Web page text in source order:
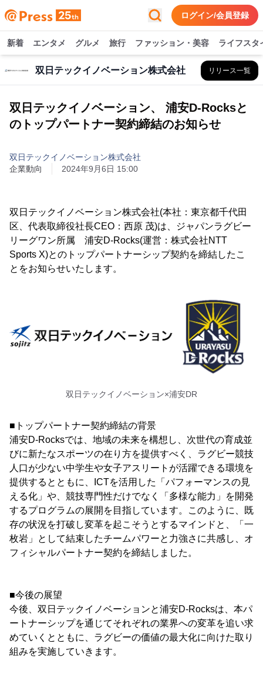
ログイン/会員登録
新着 エンタメ グルメ 旅行 ファッション・美容 ライフスタ
双日テックイノベーション株式会社 リリース一覧
双日テックイノベーション、 浦安D-Rocksと
のトップパートナー契約締結のお知らせ
双日テックイノベーション株式会社
企業動向
2024年9月6日 15:00
双日テックイノベーション株式会社(本社：東京都千代田
区、代表取締役社長CEO：西原 茂)は、ジャパンラグビー
リーグワン所属 浦安D-Rocks(運営：株式会社NTT
Sports X)とのトップパートナーシップ契約を締結したこ
とをお知らせいたします。
双日テックイノベーション×浦安DR
■トップパートナー契約締結の背景
浦安D-Rocksでは、地域の未来を構想し、次世代の育成並
びに新たなスポーツの在り方を提供すべく、ラグビー競技
人口が少ない中学生や女子アスリートが活躍できる環境を
提供するとともに、ICTを活用した「パフォーマンスの見
える化」や、競技専門性だけでなく「多様な能力」を開発
するプログラムの展開を目指しています。このように、既
存の状況を打破し変革を起こそうとするマインドと、「一
枚岩」として結束したチームパワーと力強さに共感し、オ
フィシャルパートナー契約を締結しました。
■今後の展望
今後、双日テックイノベーションと浦安D-Rocksは、本パ
ートナーシップを通じてそれぞれの業界への変革を追い求
めていくとともに、ラグビーの価値の最大化に向けた取り
組みを実施していきます。